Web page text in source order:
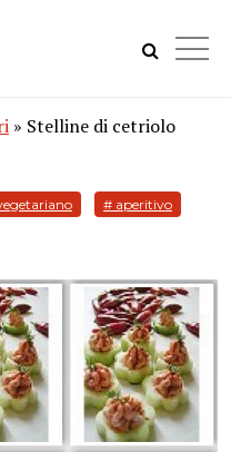
» Stelline di cetriolo
# aperitivo